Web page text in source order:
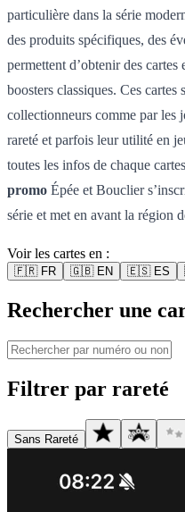
particulière dans la série
des produits spécifiques, des
permettent d’obtenir des
boosters classiques. Ces cartes
collectionneurs comme par les
rareté et parfois leur utilité en
toutes les infos de chaque
promo Épée et Bouclier
série et met en avant la région
Voir les cartes en :
🇫🇷FR 🇬🇧EN 🇪🇸ES
Rechercher une
Filtrer par rareté
Sans Rareté